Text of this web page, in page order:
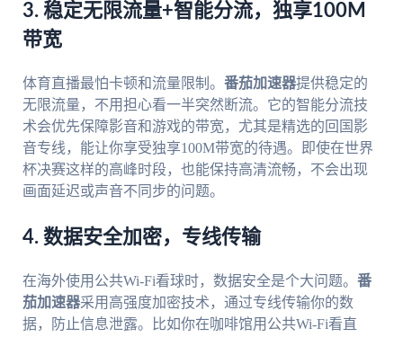
3. 稳定无限流量+智能分流，独享100M
带宽
体育直播最怕卡顿和流量限制。 番茄加速器提供稳定的
无限流量，不用担心看一半突然断流。它的智能分流技
术会优先保障影音和游戏的带宽，尤其是精选的回国影
音专线，能让你享受独享100M带宽的待遇。即使在世界
杯决赛这样的高峰时段，也能保持高清流畅，不会出现
画面延迟或声音不同步的问题。
4. 数据安全加密，专线传输
在海外使用公共Wi-Fi看球时，数据安全是个大问题。 番
茄加速器采用高强度加密技术，通过专线传输你的数
据，防止信息泄露。比如你在咖啡馆用公共Wi-Fi看直